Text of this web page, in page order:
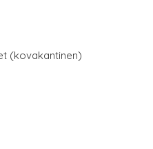
(kovakantinen)